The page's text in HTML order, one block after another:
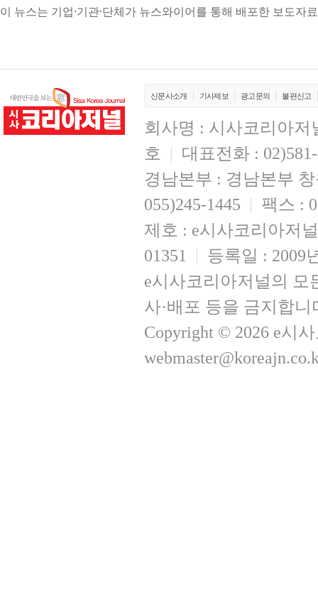
이 뉴스는 기업·기관·단체가 뉴스와이어를 통해 배포한 보도자